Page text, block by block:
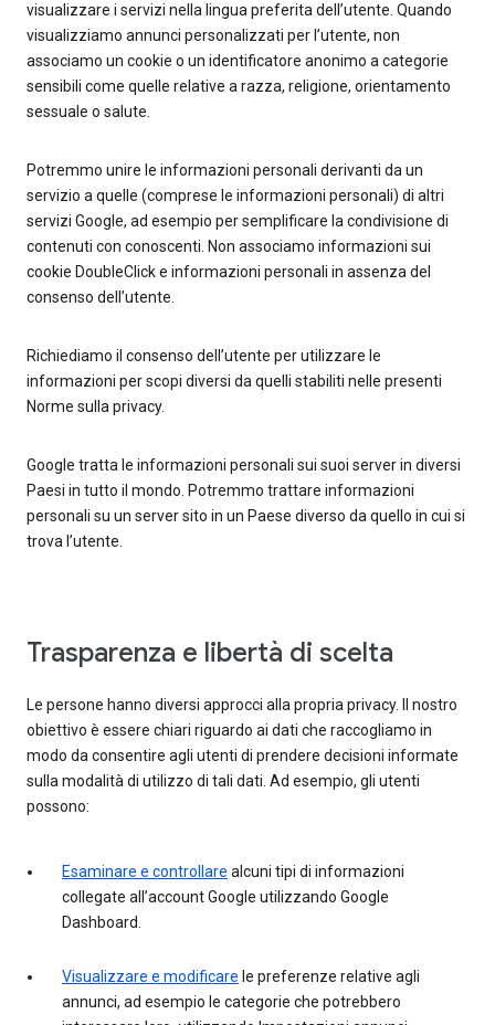
visualizzare i servizi nella lingua preferita dell’utente. Quando
visualizziamo annunci personalizzati per l’utente, non
associamo un cookie o un identificatore anonimo a categorie
sensibili come quelle relative a razza, religione, orientamento
sessuale o salute.
Potremmo unire le informazioni personali derivanti da un
servizio a quelle (comprese le informazioni personali) di altri
servizi Google, ad esempio per semplificare la condivisione di
contenuti con conoscenti. Non associamo informazioni sui
cookie DoubleClick e informazioni personali in assenza del
consenso dell’utente.
Richiediamo il consenso dell’utente per utilizzare le
informazioni per scopi diversi da quelli stabiliti nelle presenti
Norme sulla privacy.
Google tratta le informazioni personali sui suoi server in diversi
Paesi in tutto il mondo. Potremmo trattare informazioni
personali su un server sito in un Paese diverso da quello in cui si
trova l’utente.
Trasparenza e libertà di scelta
Le persone hanno diversi approcci alla propria privacy. Il nostro
obiettivo è essere chiari riguardo ai dati che raccogliamo in
modo da consentire agli utenti di prendere decisioni informate
sulla modalità di utilizzo di tali dati. Ad esempio, gli utenti
possono:
Esaminare e controllare alcuni tipi di informazioni
collegate all’account Google utilizzando Google
Dashboard.
Visualizzare e modificare le preferenze relative agli
annunci, ad esempio le categorie che potrebbero